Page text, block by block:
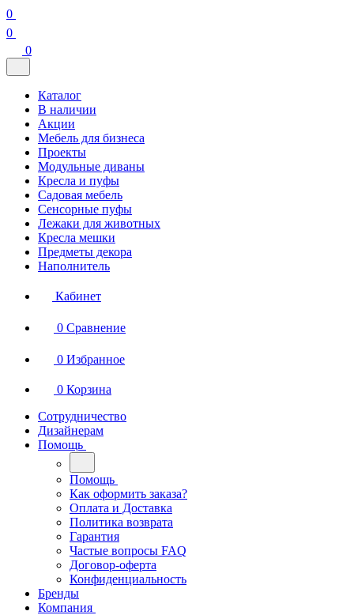
0
0
0
Каталог
В наличии
Акции
Мебель для бизнеса
Проекты
Модульные диваны
Кресла и пуфы
Садовая мебель
Сенсорные пуфы
Лежаки для животных
Кресла мешки
Предметы декора
Наполнитель
Кабинет
0 Сравнение
0 Избранное
0 Корзина
Сотрудничество
Дизайнерам
Помощь
Помощь
Как оформить заказа?
Оплата и Доставка
Политика возврата
Гарантия
Частые вопросы FAQ
Договор-оферта
Конфиденциальность
Бренды
Компания